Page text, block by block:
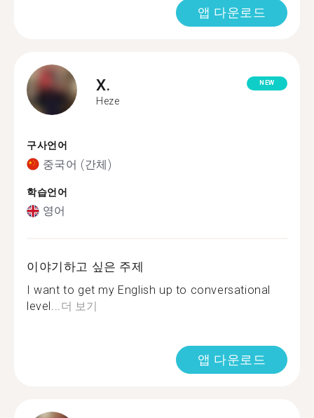
앱 다운로드
X.
Heze
NEW
구사언어
중국어 (간체)
학습언어
영어
이야기하고 싶은 주제
I want to get my English up to conversational
level...더 보기
앱 다운로드